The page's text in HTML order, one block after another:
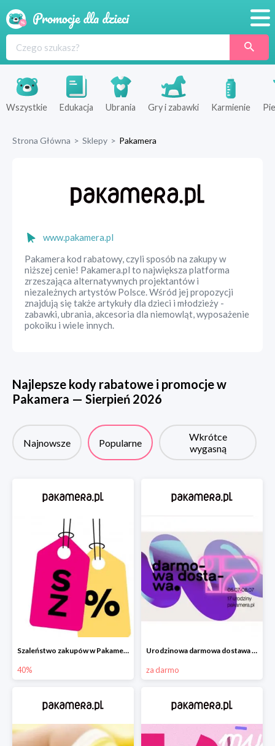
Produkty
Sklepy
Wszystkie Edukacja Ubrania Gry i zabawki Karmienie
Strona Główna > Sklepy > Pakamera
www.pakamera.pl
Pakamera kod rabatowy, czyli sposób na zakupy w
niższej cenie! Pakamera.pl to największa platforma
zrzeszająca alternatywnych projektantów i
niezależnych artystów Polsce. Wśród jej propozycji
znajdują się także artykuły dla dzieci i młodzieży -
zabawki, ubrania, akcesoria dla niemowląt, wyposażenie
pokoiku i wiele innych.
Najlepsze kody rabatowe i promocje w
Pakamera — Sierpień 2026
Najnowsze Popularne
Wkrótce
wygasną
Szaleństwo zakupów w Pakamera!
40%
Urodzinowa darmowa dostawa w Pakamerze
za darmo